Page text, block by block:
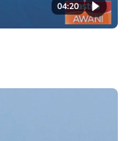
04:20